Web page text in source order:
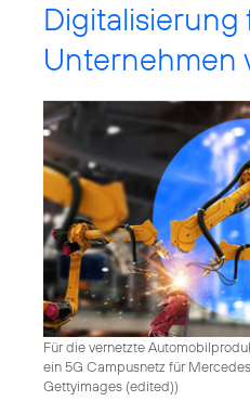
Digitalisierung
Unternehmen
Für die vernetzte
ein 5G Campusnetz für
Gettyimages (edited))